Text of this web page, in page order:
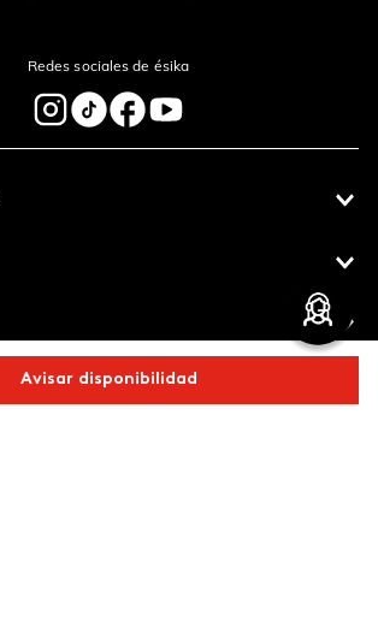
Avisar disponibilidad
Redes sociales de ésika
Entregas a todo